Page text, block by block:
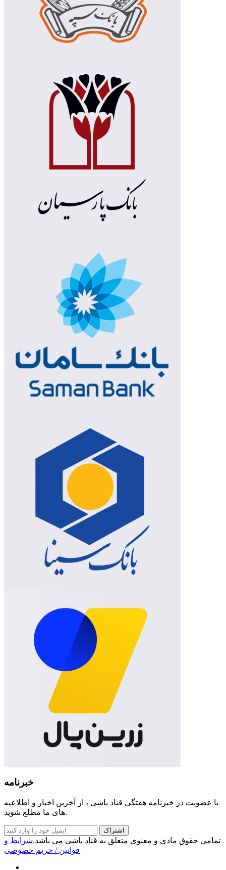
خبرنامه
با عضویت در خبرنامه هفتگی قناد باشی ، از آخرین اخبار و اطلاعیه
های ما مطلع شوید.
اشتراک
تمامی حقوق مادی و معنوی متعلق به قناد باشی می باشد.شرایط و
قوانین/ حریم خصوصی